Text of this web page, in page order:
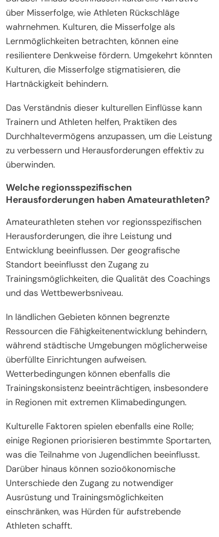
Kulturelle Unterschiede prägen die Praktiken des
Durchhaltevermögens bei Amateurathleten
erheblich. Diese Variationen beeinflussen
Motivation, Resilienz und Herangehensweisen an
Herausforderungen.
Kollektivistische Kulturen betonen möglicherweise
Teamarbeit und Gemeinschaftsunterstützung, was
die Hartnäckigkeit durch gemeinsame Ziele fördert.
Im Gegensatz dazu fördern individualistische
Kulturen oft persönliche Errungenschaften, was
Selbstständigkeit und individuelles
Darüber hinaus beeinflussen kulturelle Narrative
wahrnehmen. Kulturen, die Misserfolge als
Lernmöglichkeiten betrachten, können eine
resilientere Denkweise fördern. Umgekehrt könnten
Kulturen, die Misserfolge stigmatisieren, die
Hartnäckigkeit behindern.
Trainern und Athleten helfen, Praktiken des
Durchhaltevermögens anzupassen, um die Leistung
zu verbessern und Herausforderungen effektiv zu
überwinden.
Welche regionsspezifischen
Herausforderungen haben Amateurathleten?
Amateurathleten stehen vor regionsspezifischen
Herausforderungen, die ihre Leistung und
Entwicklung beeinflussen. Der geografische
Standort beeinflusst den Zugang zu
Trainingsmöglichkeiten, die Qualität des Coachings
und das Wettbewerbsniveau.
In ländlichen Gebieten können begrenzte
Ressourcen die Fähigkeitenentwicklung behindern,